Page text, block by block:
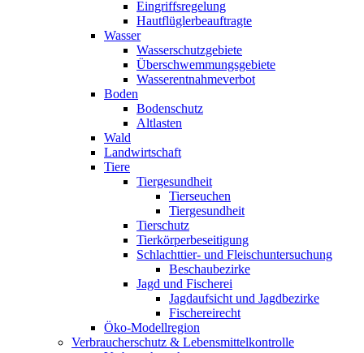
Eingriffsregelung
Hautflüglerbeauftragte
Wasser
Wasserschutzgebiete
Überschwemmungsgebiete
Wasserentnahmeverbot
Boden
Bodenschutz
Altlasten
Wald
Landwirtschaft
Tiere
Tiergesundheit
Tierseuchen
Tiergesundheit
Tierschutz
Tierkörperbeseitigung
Schlachttier- und Fleischuntersuchung
Beschaubezirke
Jagd und Fischerei
Jagdaufsicht und Jagdbezirke
Fischereirecht
Öko-Modellregion
Verbraucherschutz & Lebensmittelkontrolle